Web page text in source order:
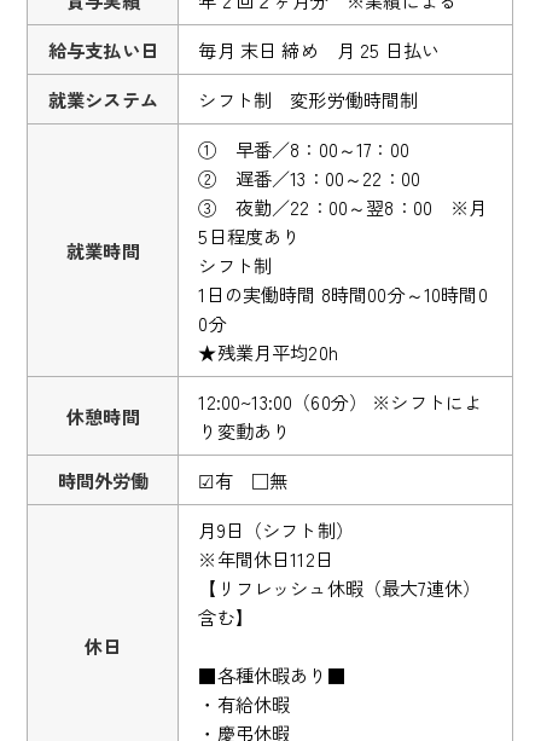
給与支払い日
毎月 末日 締め 月 25 日払い
就業システム
シフト制 変形労働時間制
就業時間
① 早番／8：00～17：00
② 遅番／13：00～22：00
③ 夜勤／22：00～翌8：00 ※月
5日程度あり
シフト制
1日の実働時間 8時間00分～10時間0
0分
★残業月平均20h
休憩時間
12:00~13:00（60分） ※シフトによ
り変動あり
時間外労働
☑有 □無
休日
月9日（シフト制）
※年間休日112日
【リフレッシュ休暇（最大7連休）
含む】
■各種休暇あり■
・有給休暇
・慶弔休暇